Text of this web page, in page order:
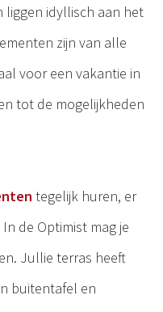
liggen idyllisch aan het
zijn van alle
voor een vakantie in
tot de mogelijkheden
tegelijk huren, er
de Optimist mag je
Jullie terras heeft
buitentafel en